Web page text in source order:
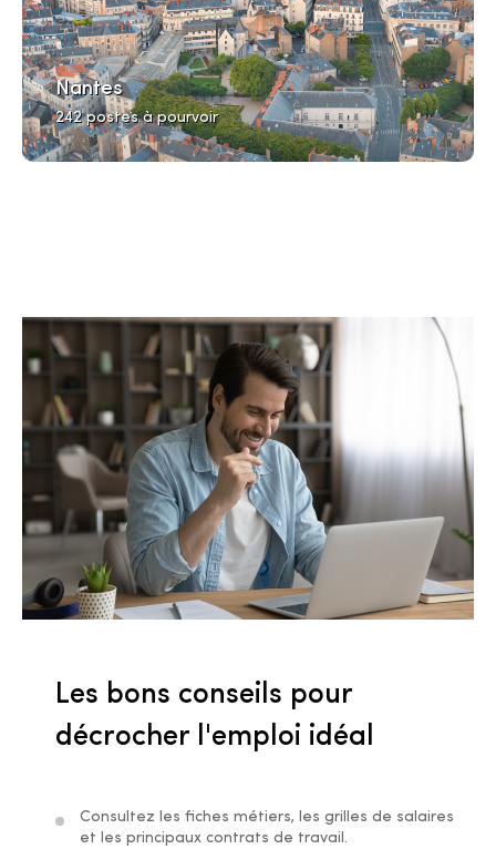
Nantes
242 postes à pourvoir
Les bons conseils pour
décrocher l'emploi idéal
Consultez les fiches métiers, les grilles de salaires
et les principaux contrats de travail.